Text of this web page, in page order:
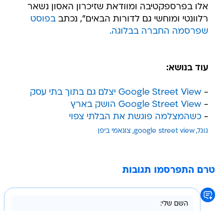
אלו בפרספקטיבה ומוודאת שזיכרון האסון נשאר
רלוונטי ומוחשי גם לדורות הבאים", נכתבבפוסט
שפרסמה החברה בבלוגה.
עוד בנושא:
-Google Street View יצלם גם בתוך בתי עסק
-Google Street View הושק בארץ
-כשהמצלמה פוגשת את הבלתי צפוי
גוגל google street view צונאמי ביפן
טרם התפרסמו תגובות